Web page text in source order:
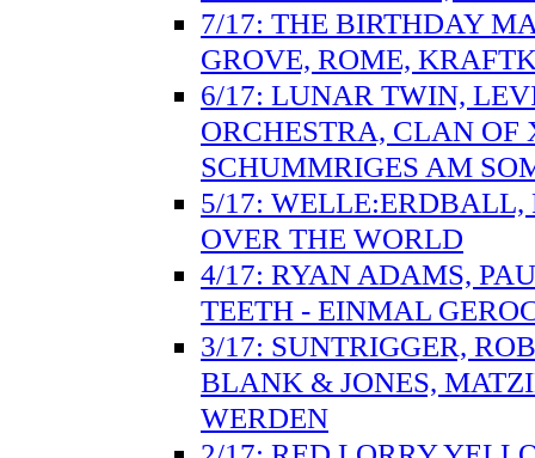
7/17: THE BIRTHDAY
GROVE, ROME,
6/17: LUNAR TWIN,
ORCHESTRA, CLAN
SCHUMMRIGES AM
5/17: WELLE:ERDBALL,
OVER THE WORLD
4/17: RYAN ADAMS,
TEETH - EINMAL
3/17: SUNTRIGGER,
BLANK & JONES,
WERDEN